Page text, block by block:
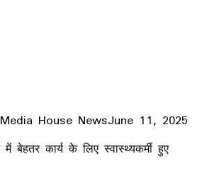
Media House NewsJune 11, 2025